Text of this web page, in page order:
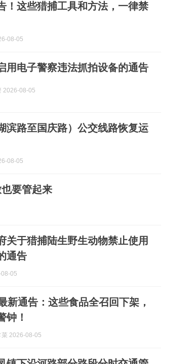
！这些猎捕工具和方法，一律禁
08-05
用电子警察违法抓拍设备的通告
2026-08-05
滨路至国庆路）公交线路恢复运
08-05
要管起来
关于猎捕陆生野生动物禁止使用
通告
05
新通告：这些食品全召回下架，
钟！
菜 2026-08-05